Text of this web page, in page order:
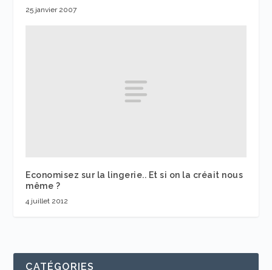
25 janvier 2007
Economisez sur la lingerie.. Et si on la créait nous
même ?
4 juillet 2012
CATÉGORIES